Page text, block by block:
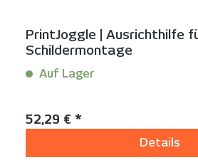
PrintJoggle | Ausrichthilfe
Schildermontage
Auf Lager
Regulärer Preis:
52,29 € *
Details